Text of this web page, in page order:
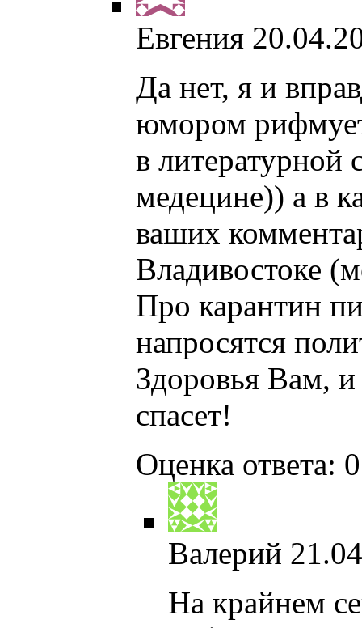
Евгения
Да нет, я и
юмором
в литературной
медецине)) а в
ваших
Владивостоке
Про карантин
напросятся
Здоровья Вам,
спасет!
Оценка ответа:
Валерий
На крайнем